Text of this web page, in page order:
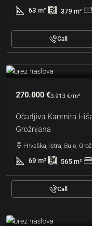
63 m² 379m²
Call
270.000 €3.913 €/m²
Očarljiva Kamnita
Grožnjana
Hrvaška, Istra, Buje,
69 m² 565m²
Call